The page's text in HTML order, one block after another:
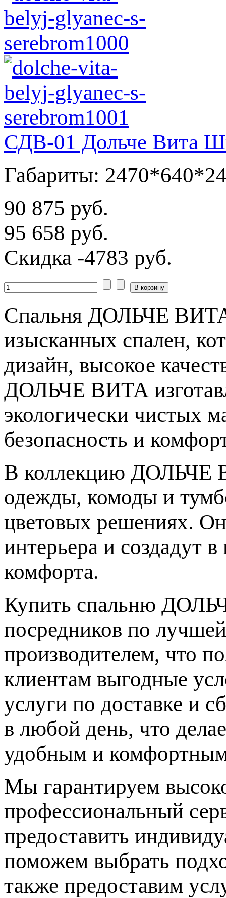
СДВ-01 Дольче Вита
Габариты:
90 875 руб.
95 658 руб.
Скидка -4783 руб.
Спальня ДОЛЬЧЕ ВИТА
изысканных спален,
дизайн, высокое
ДОЛЬЧЕ ВИТА
экологически чистых
безопасность и
В коллекцию ДОЛЬЧЕ
одежды, комоды и
цветовых решениях.
интерьера и создадут
комфорта.
Купить спальню
посредников по
производителем, что
клиентам выгодные
услуги по доставке и
в любой день, что
удобным и
Мы гарантируем
профессиональный
предоставить
поможем выбрать
также предоставим